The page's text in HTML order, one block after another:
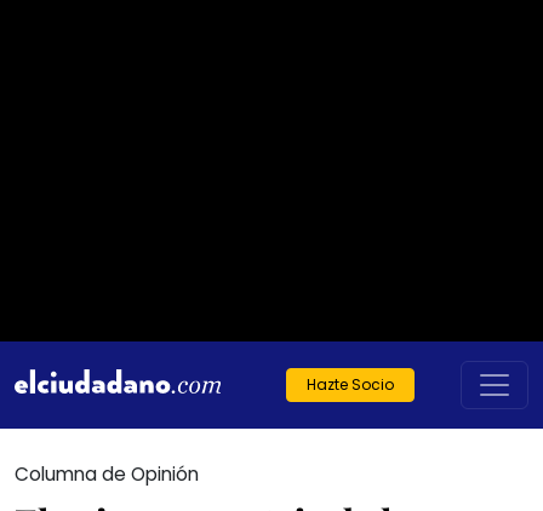
Hazte Socio
Columna de Opinión